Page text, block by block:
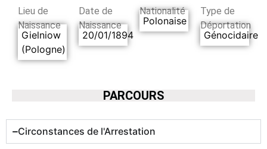
Lieu de
Naissance
Gielniow
(Pologne)
Date de
Naissance
20/01/1894
Nationalité
Polonaise
Type de
Déportation
Génocidaire
PARCOURS
Circonstances de l'Arrestation